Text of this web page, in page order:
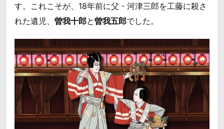
す。これこそが、18年前に父・河津三郎を工藤に殺さ
れた遺児、 曽我十郎と曽我五郎でした。